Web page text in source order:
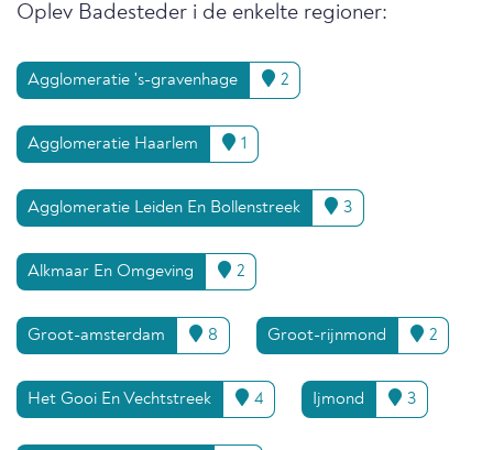
Oplev Badesteder i de enkelte regioner:
Agglomeratie 's-gravenhage 2
Agglomeratie Haarlem 1
Agglomeratie Leiden En Bollenstreek 3
Alkmaar En Omgeving 2
Groot-amsterdam 8 Groot-rijnmond 2
Het Gooi En Vechtstreek 4 Ijmond 3